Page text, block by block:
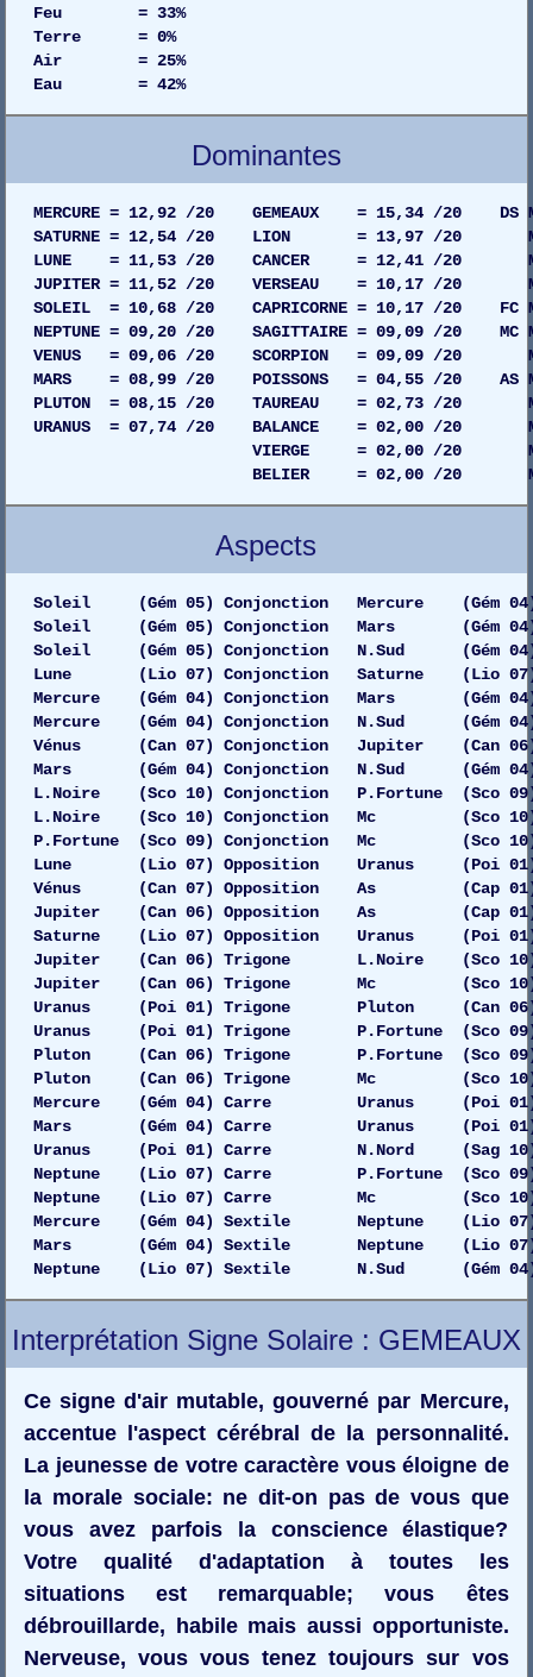
Feu = 33%
Terre = 0%
Air = 25%
Eau = 42%
Dominantes
MERCURE = 12,92 /20 GEMEAUX = 15,34 /20 DS
SATURNE = 12,54 /20 LION = 13,97 /20
LUNE = 11,53 /20 CANCER = 12,41 /20
JUPITER = 11,52 /20 VERSEAU = 10,17 /20
SOLEIL = 10,68 /20 CAPRICORNE = 10,17 /20 FC
NEPTUNE = 09,20 /20 SAGITTAIRE = 09,09 /20 MC
VENUS = 09,06 /20 SCORPION = 09,09 /20
MARS = 08,99 /20 POISSONS = 04,55 /20 AS
PLUTON = 08,15 /20 TAUREAU = 02,73 /20
URANUS = 07,74 /20 BALANCE = 02,00 /20
VIERGE = 02,00 /20 MAISON
BELIER = 02,00 /20 MAISON
Aspects
Soleil (Gém 05) Conjonction Mercure (Gém
Soleil (Gém 05) Conjonction Mars (Gém
Soleil (Gém 05) Conjonction N.Sud (Gém
Lune (Lio 07) Conjonction Saturne (Lio
Mercure (Gém 04) Conjonction Mars (Gém 04)
Mercure (Gém 04) Conjonction N.Sud (Gém 04)
Vénus (Can 07) Conjonction Jupiter (Can
Mars (Gém 04) Conjonction N.Sud (Gém
L.Noire (Sco 10) Conjonction P.Fortune (Sco
L.Noire (Sco 10) Conjonction Mc (Sco
P.Fortune (Sco 09) Conjonction Mc (Sco 10)
Lune (Lio 07) Opposition Uranus (Poi 01)
Vénus (Can 07) Opposition As (Cap 01)
Jupiter (Can 06) Opposition As (Cap 01)
Saturne (Lio 07) Opposition Uranus (Poi 01)
Jupiter (Can 06) Trigone L.Noire (Sco 10)
Jupiter (Can 06) Trigone Mc (Sco 10)
Uranus (Poi 01) Trigone Pluton (Can 06)
Uranus (Poi 01) Trigone P.Fortune (Sco
Pluton (Can 06) Trigone P.Fortune (Sco 09)
Pluton (Can 06) Trigone Mc (Sco 10)
Mercure (Gém 04) Carre Uranus (Poi
Mars (Gém 04) Carre Uranus (Poi
Uranus (Poi 01) Carre N.Nord (Sag 10)
Neptune (Lio 07) Carre P.Fortune (Sco 09)
Neptune (Lio 07) Carre Mc (Sco 10)
Mercure (Gém 04) Sextile Neptune (Lio 07)
Mars (Gém 04) Sextile Neptune (Lio 07)
Neptune (Lio 07) Sextile N.Sud (Gém
Interprétation Signe Solaire : GEMEAUX
Ce signe d'air mutable, gouverné par Mercure,
accentue l'aspect cérébral de la personnalité.
La jeunesse de votre caractère vous éloigne de
la morale sociale: ne dit-on pas de vous que
vous avez parfois la conscience élastique?
Votre qualité d'adaptation à toutes les
situations est remarquable; vous êtes
débrouillarde, habile mais aussi opportuniste.
Nerveuse, vous vous tenez toujours sur vos